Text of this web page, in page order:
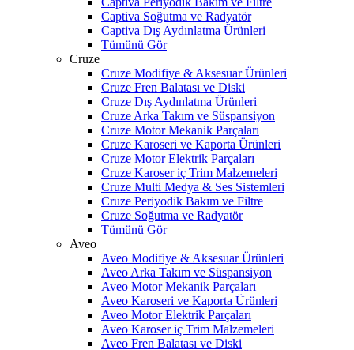
Captiva Soğutma ve Radyatör
Captiva Dış Aydınlatma Ürünleri
Tümünü Gör
Cruze
Cruze Modifiye & Aksesuar Ürünleri
Cruze Fren Balatası ve Diski
Cruze Dış Aydınlatma Ürünleri
Cruze Arka Takım ve Süspansiyon
Cruze Motor Mekanik Parçaları
Cruze Karoseri ve Kaporta Ürünleri
Cruze Motor Elektrik Parçaları
Cruze Karoser iç Trim Malzemeleri
Cruze Multi Medya & Ses Sistemleri
Cruze Periyodik Bakım ve Filtre
Cruze Soğutma ve Radyatör
Tümünü Gör
Aveo
Aveo Modifiye & Aksesuar Ürünleri
Aveo Arka Takım ve Süspansiyon
Aveo Motor Mekanik Parçaları
Aveo Karoseri ve Kaporta Ürünleri
Aveo Motor Elektrik Parçaları
Aveo Karoser iç Trim Malzemeleri
Aveo Fren Balatası ve Diski